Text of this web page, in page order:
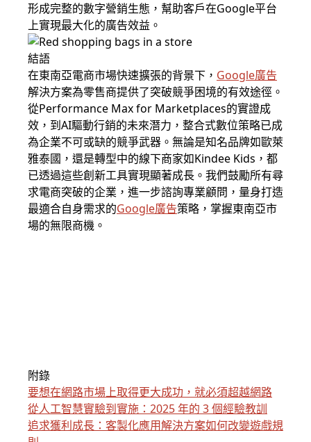
形成完整的數字營銷生態，幫助客戶在Google平台
上實現最大化的廣告效益。
結語
在東南亞電商市場快速擴張的背景下， Google廣告
解決方案為零售商提供了突破競爭困境的有效途徑。
從Performance Max for Marketplaces的實證成
效，到AI驅動行銷的未來潛力，整合式數位策略已成
為企業不可或缺的競爭武器。無論是知名品牌如歐萊
雅泰國，還是轉型中的線下商家如Kindee Kids，都
已透過這些創新工具實現顯著成長。我們鼓勵所有尋
求電商突破的企業，進一步諮詢專業顧問，量身打造
最適合自身需求的Google廣告策略，掌握東南亞市
場的無限商機。
附錄
要想在網路市場上取得更大成功，就必須超越網路
從人工智慧實驗到實施：2025 年的 3 個經驗教訓
追求獲利成長：客製化應用解決方案如何改變遊戲規